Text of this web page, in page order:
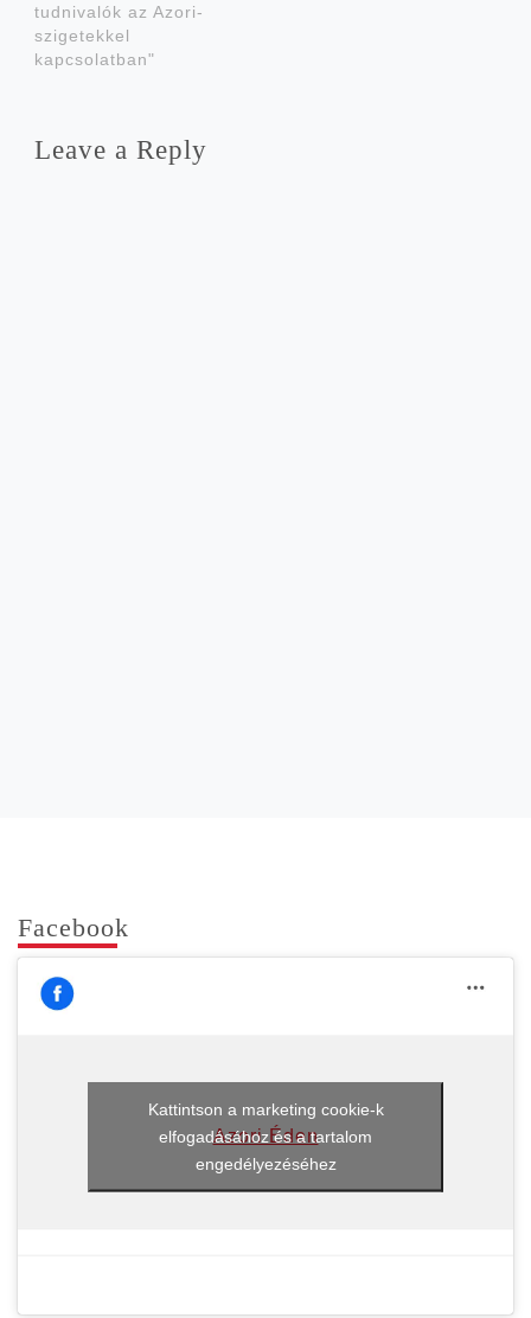
tudnivalók az Azori-
szigetekkel
kapcsolatban"
Leave a Reply
Face­book
Azori Éden
Kattintson a marketing cookie-k
elfogadásához és a tartalom
engedélyezéséhez